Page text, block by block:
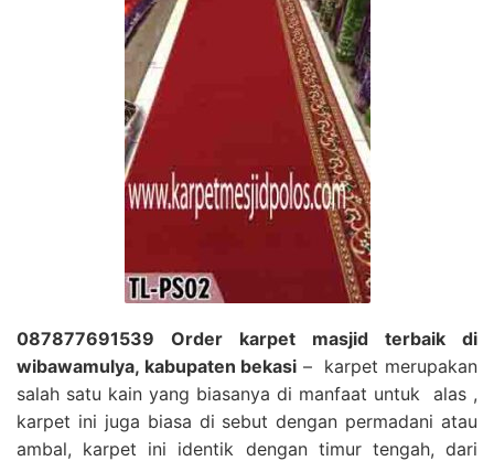
087877691539 Order karpet masjid terbaik di
wibawamulya, kabupaten bekasi – karpet merupakan
salah satu kain yang biasanya di manfaat untuk alas ,
karpet ini juga biasa di sebut dengan permadani atau
ambal, karpet ini identik dengan timur tengah, dari